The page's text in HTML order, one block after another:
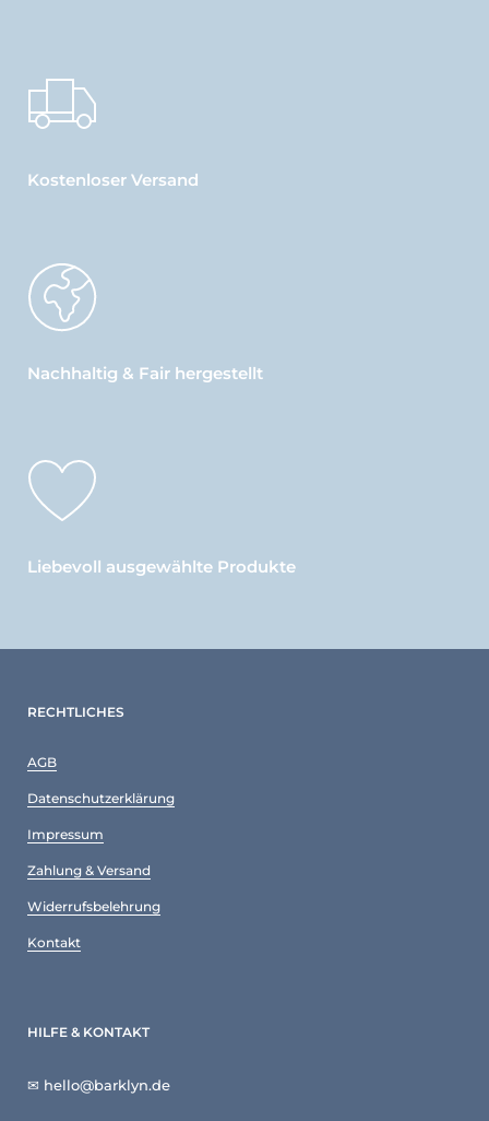
Kostenloser Versand
Nachhaltig & Fair hergestellt
Liebevoll ausgewählte Produkte
RECHTLICHES
AGB
Datenschutzerklärung
Impressum
Zahlung & Versand
Widerrufsbelehrung
Kontakt
HILFE & KONTAKT
✉ hello@barklyn.de